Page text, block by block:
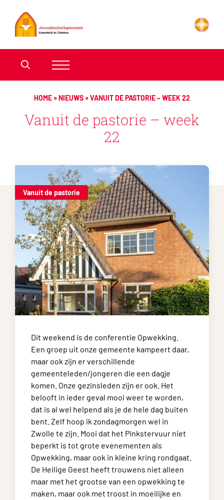
HOME »NIEUWS »VANUIT DE PASTORIE – WEEK 22
Vanuit de pastorie – week
22
Vanuit de pastorie
Dit weekend is de conferentie Opwekking.
Een groep uit onze gemeente kampeert daar,
maar ook zijn er verschillende
gemeenteleden/jongeren die een dagje
komen. Onze gezinsleden zijn er ook. Het
belooft in ieder geval mooi weer te worden,
dat is al wel helpend als je de hele dag buiten
bent. Zelf hoop ik zondagmorgen wel in
Zwolle te zijn. Mooi dat het Pinkstervuur niet
beperkt is tot grote evenementen als
Opwekking, maar ook in kleine kring rondgaat.
De Heilige Geest heeft trouwens niet alleen
maar met het grootse van een opwekking te
maken, maar ook met troost in moeilijke en